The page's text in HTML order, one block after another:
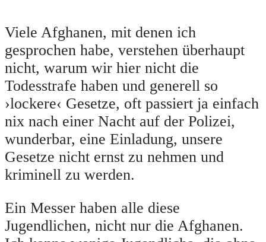
Viele Afghanen, mit denen ich
gesprochen habe, verstehen überhaupt
nicht, warum wir hier nicht die
Todesstrafe haben und generell so
›lockere‹ Gesetze, oft passiert ja einfach
nix nach einer Nacht auf der Polizei,
wunderbar, eine Einladung, unsere
Gesetze nicht ernst zu nehmen und
kriminell zu werden.
Ein Messer haben alle diese
Jugendlichen, nicht nur die Afghanen.